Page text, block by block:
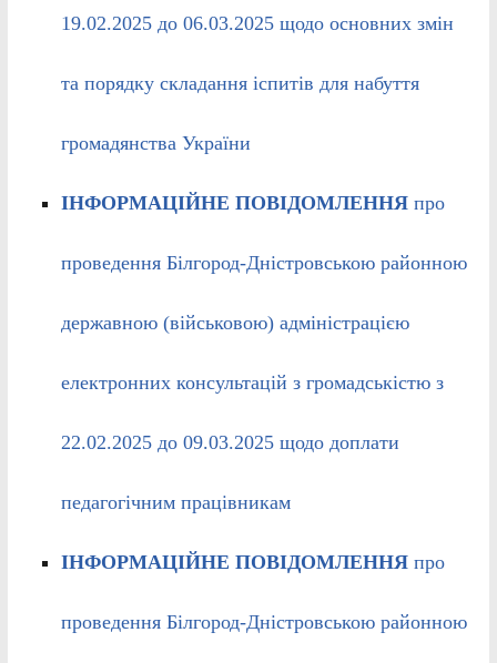
19.02.2025 до 06.03.2025 щодо основних змін
та порядку складання іспитів для набуття
громадянства України
ІНФОРМАЦІЙНЕ ПОВІДОМЛЕННЯпро
проведення Білгород-Дністровською районною
державною (військовою) адміністрацією
електронних консультацій з громадськістю з
22.02.2025 до 09.03.2025 щодо доплати
педагогічним працівникам
ІНФОРМАЦІЙНЕ ПОВІДОМЛЕННЯпро
проведення Білгород-Дністровською районною